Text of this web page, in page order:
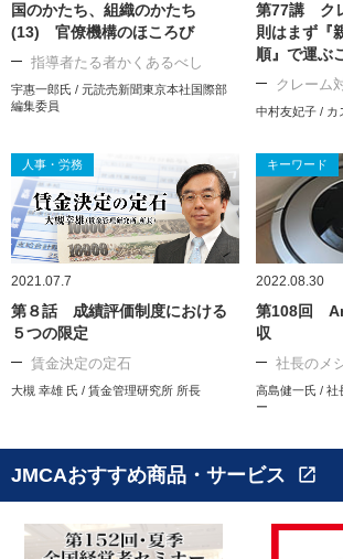
国のかたち、組織のかたち
(13) 官僚機構のほころび
指導者たる者かくあるべし
宇惠一郎氏 / 元読売新聞東京本社国際部
編集委員
第77講 ク
則はまず『
順』で運ぶ
クレーム
中村友妃子 / カ
人事・労務
2021.07.7
第８話 成績評価制度における
５つの限定
賃金決定の定石
大槻 幸雄 氏 / 賃金管理研究所 所長
キーワード
2022.08.30
第108回
収
社長のメ
高島健一氏 / 社
ー
JMCAおすすめ商品・サービス open_in_new